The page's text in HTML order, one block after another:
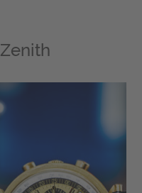
Zenith